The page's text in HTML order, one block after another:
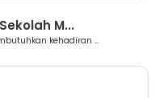
M...
kehadiran ...